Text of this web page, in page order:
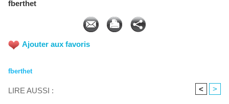
fberthet
Ajouter aux favoris
fberthet
LIRE AUSSI : < >